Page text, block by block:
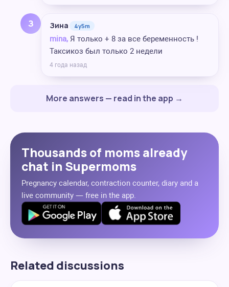
З Зина 4y5m
mina, Я только + 8 за все беременность !
Таксикоз был только 2 недели
4 года назад
More answers — read in the app →
Thousands of moms already
chat in Supermoms
Pregnancy calendar, contraction counter, diary and a
live community — free in the app.
Related discussions